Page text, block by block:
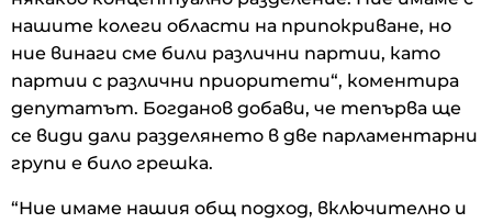
нашите колеги области на припокриване, но
ние винаги сме били различни партии, като
партии с различни приоритети“, коментира
депутатът. Богданов добави, че тепърва ще
се види дали разделянето в две парламентарни
групи е било грешка.
“Ние имаме нашия общ подход, включително и